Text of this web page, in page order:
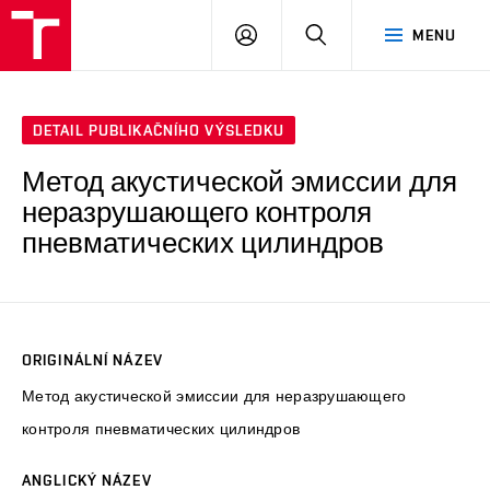
MENU
PŘIHLÁSIT
DETAIL PUBLIKAČNÍHO VÝSLEDKU
Метод акустической эмиссии для
неразрушающего контроля
пневматических цилиндров
ORIGINÁLNÍ NÁZEV
Метод акустической эмиссии для неразрушающего
контроля пневматических цилиндров
ANGLICKÝ NÁZEV